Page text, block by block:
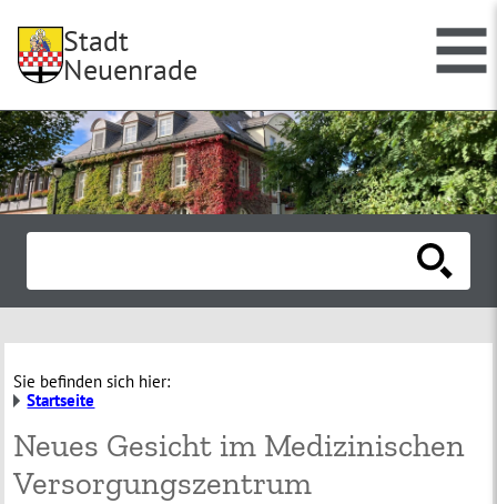
Stadt
Neuenrade
Sie befinden sich hier:
Startseite
Neues Gesicht im Medizinischen
Versorgungszentrum